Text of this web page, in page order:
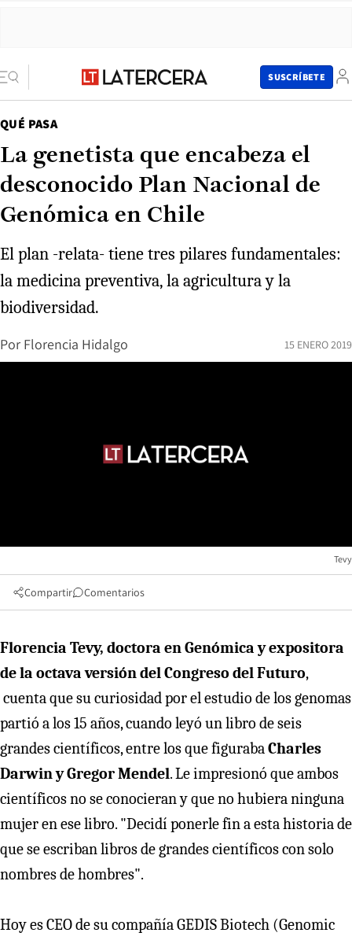
SUSCRÍBETE
QUÉ PASA
La genetista que encabeza el
desconocido Plan Nacional de
Genómica en Chile
El plan -relata- tiene tres pilares fundamentales:
la medicina preventiva, la agricultura y la
biodiversidad.
Por Florencia Hidalgo 15 ENERO 2019
Tevy
Compartir Comentarios
Florencia Tevy, doctora en Genómica y expositora
de la octava versión del Congreso del Futuro,
cuenta que su curiosidad por el estudio de los genomas
partió a los 15 años, cuando leyó un libro de seis
grandes científicos, entre los que figurabaCharles
Darwin y Gregor Mendel. Le impresionó que ambos
científicos no se conocieran y que no hubiera ninguna
mujer en ese libro. "Decidí ponerle fin a esta historia de
que se escriban libros de grandes científicos con solo
nombres de hombres".
Hoy es CEO de su compañía GEDIS Biotech (Genomic